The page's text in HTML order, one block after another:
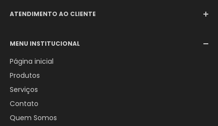
ATENDIMENTO AO CLIENTE
WhatsApp:+55 (12) 98246-4555
MENU INSTITUCIONAL
Página inicial
Produtos
Serviços
Contato
Quem Somos